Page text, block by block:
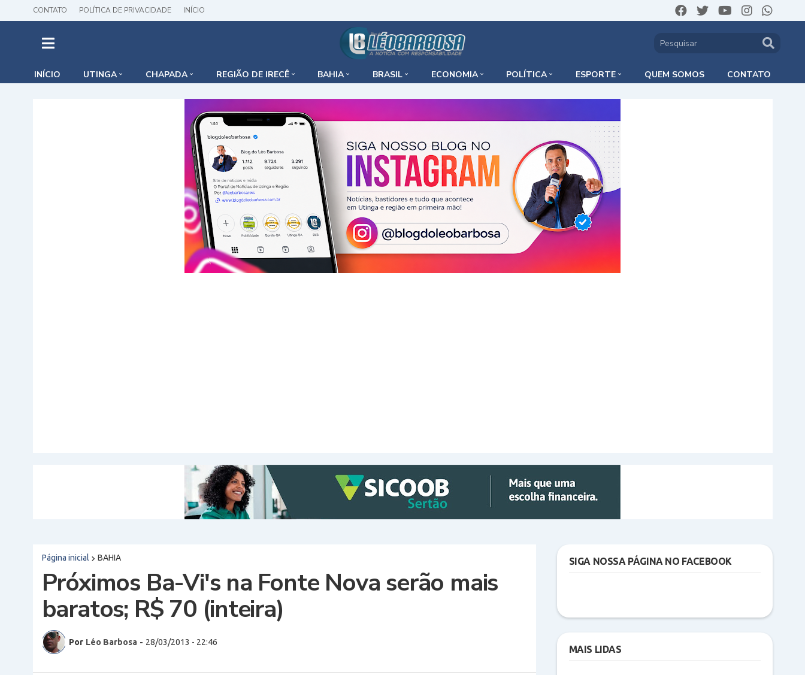
CONTATO POLÍTICA DE PRIVACIDADE INÍCIO
INÍCIO UTINGA CHAPADA REGIÃO DE IRECÊ BAHIA BRASIL ECONOMIA POLÍTICA ESPORTE QUEM SOMOS CONTATO
Página inicial BAHIA
Próximos Ba-Vi's na Fonte Nova serão mais
baratos; R$ 70 (inteira)
Por Léo Barbosa - 28/03/2013 - 22:46
SIGA NOSSA PÁGINA NO FACEBOOK
MAIS LIDAS